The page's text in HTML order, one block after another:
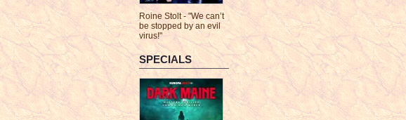
Roine Stolt - "We can’t
be stopped by an evil
virus!"
SPECIALS